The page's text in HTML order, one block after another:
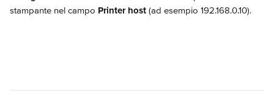
stampante nel campo Printer host (ad esempio 192.168.0.10).